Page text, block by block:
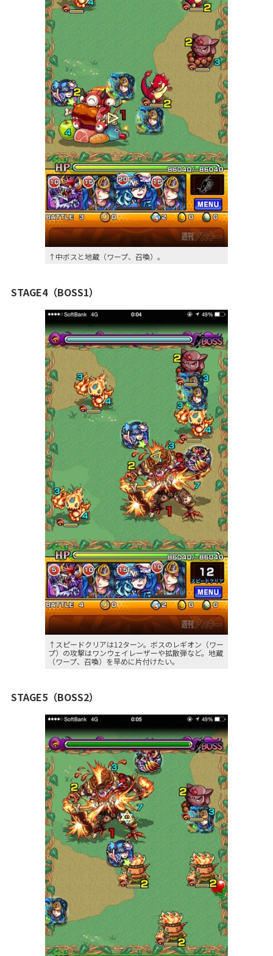
↑中ボスと地蔵（ワープ、召喚）。
STAGE4（BOSS1）
↑スピードクリアは12ターン。ボスのレギオン（ワー
プ）の攻撃はワンウェイレーザーや拡散弾など。地蔵
（ワープ、召喚）を早めに片付けたい。
STAGE5（BOSS2）